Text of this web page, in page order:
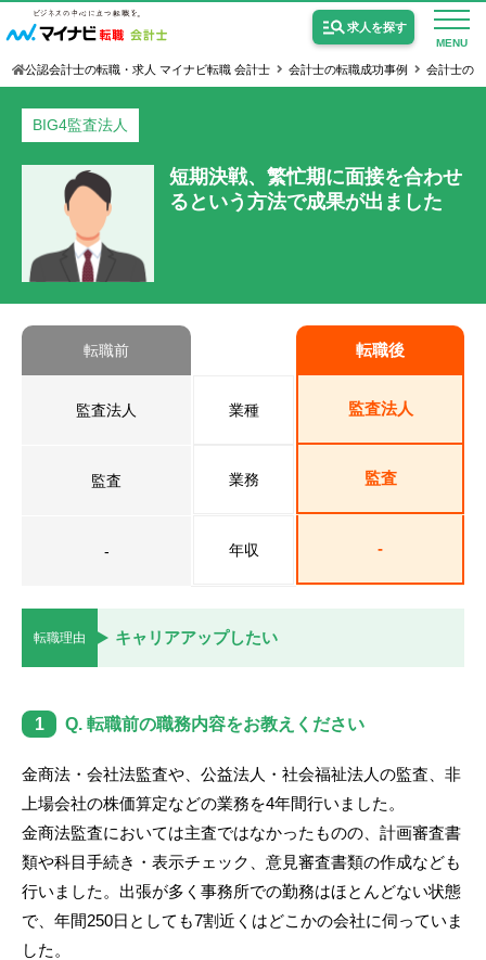
MENU
求人を探す
公認会計士の求人
USCPA（米国公認会計士）の求人
女性会計士の転職
ご利用ガイド
非公開求人とは？
サービス紹介
業界情報
求人情報
公認会計士の転職・求人 マイナビ転職 会計士 会計士の転職成功事例 会計士の
BIG4監査法人
短期決戦、繁忙期に面接を合わせ
るという方法で成果が出ました
転職前 転職後
監査法人 業種 監査法人
監査 業務 監査
- 年収 -
転職理由 キャリアアップしたい
1 Q. 転職前の職務内容をお教えください
金商法・会社法監査や、公益法人・社会福祉法人の監査、非
上場会社の株価算定などの業務を4年間行いました。
金商法監査においては主査ではなかったものの、計画審査書
類や科目手続き・表示チェック、意見審査書類の作成なども
行いました。出張が多く事務所での勤務はほとんどない状態
で、年間250日としても7割近くはどこかの会社に伺っていま
した。